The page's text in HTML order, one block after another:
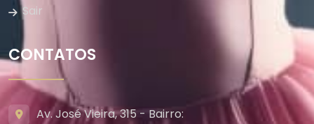
Sair
CONTATOS
Av. José Vieira, 315 - Bairro: